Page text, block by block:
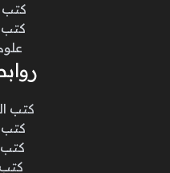
كتب
كتب
كتب
كتب
كتب
كتب